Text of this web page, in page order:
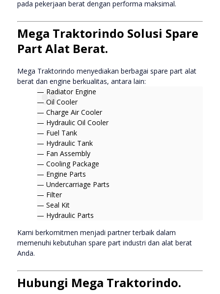
pada pekerjaan berat dengan performa maksimal.
Mega Traktorindo Solusi Spare
Part Alat Berat.
Mega Traktorindo menyediakan berbagai spare part alat
berat dan engine berkualitas, antara lain:
— Radiator Engine
— Oil Cooler
— Charge Air Cooler
— Hydraulic Oil Cooler
— Fuel Tank
— Hydraulic Tank
— Fan Assembly
— Cooling Package
— Engine Parts
— Undercarriage Parts
— Filter
— Seal Kit
— Hydraulic Parts
Kami berkomitmen menjadi partner terbaik dalam
memenuhi kebutuhan spare part industri dan alat berat
Anda.
Hubungi Mega Traktorindo.